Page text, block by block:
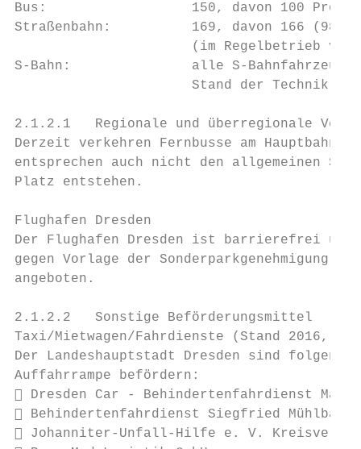
Bus:                  150, davon 100 Prozent
Straßenbahn:          169, davon 166
(im Regelbetrieb
S-Bahn:               alle S-Bahnfahrzeuge
Stand der Technik
2.1.2.1   Regionale und überregionale
Derzeit verkehren Fernbusse am
entsprechen auch nicht den allgemeinen
Platz entstehen.
Flughafen Dresden
Der Flughafen Dresden ist barrierefrei und
gegen Vorlage der Sonderparkgenehmigung
angeboten.
2.1.2.2   Sonstige Beförderungsmittel
Taxi/Mietwagen/Fahrdienste (Stand 2016,
Der Landeshauptstadt Dresden sind
Auffahrrampe befördern:
 Dresden Car - Behindertenfahrdienst
 Behindertenfahrdienst Siegfried Mühlbach,
 Johanniter-Unfall-Hilfe e. V.